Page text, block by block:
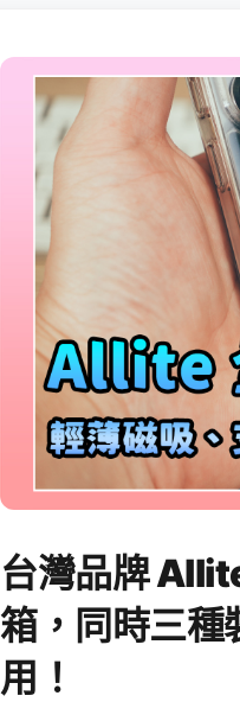
台灣品牌
箱，同時三種
用！